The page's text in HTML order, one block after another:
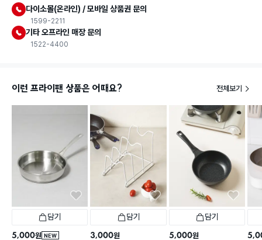
다이소몰(온라인) / 모바일 상품권 문의
1599-2211
기타 오프라인 매장 문의
1522-4400
이런 프라이팬 상품은 어때요? 전체보기
담기
NEW
5,000원
담기
3,000원
담기
5,000원